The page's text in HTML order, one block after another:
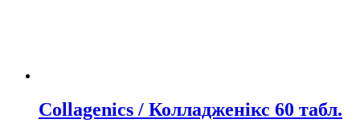
Collagenics / Колладженікс 60 табл.